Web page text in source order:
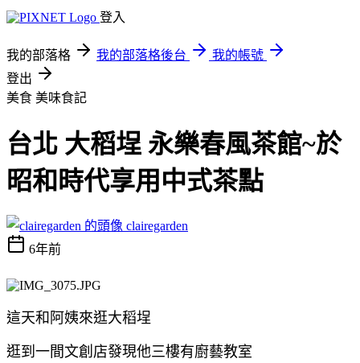
登入
我的部落格 我的部落格後台
我的帳號
登出
美食 美味食記
台北 大稻埕 永樂春風茶館~於
昭和時代享用中式茶點
clairegarden
6年前
這天和阿姨來逛大稻埕
逛到一間文創店發現他三樓有廚藝教室